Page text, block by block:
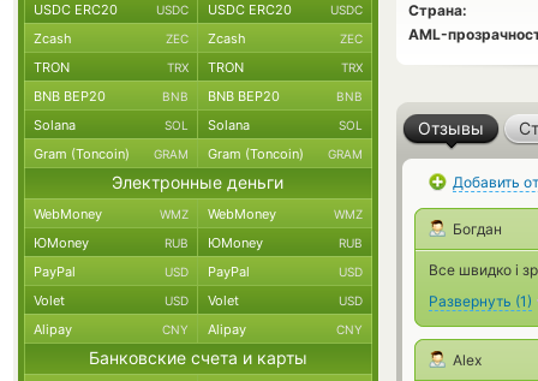
Страна:
AML-
Отзывы
Добавить
Богдан
Все швидко і
Развернуть (1)
Alex
USDC ERC20 USDC USDC ERC20 USDC
Zcash ZEC Zcash ZEC
TRON TRX TRON TRX
BNB BEP20 BNB BNB BEP20 BNB
Solana SOL Solana SOL
Gram (Toncoin) GRAM Gram (Toncoin) GRAM
Электронные деньги
WebMoney WMZ WebMoney WMZ
ЮMoney RUB ЮMoney RUB
PayPal USD PayPal USD
Volet USD Volet USD
Alipay CNY Alipay CNY
Банковские счета и карты